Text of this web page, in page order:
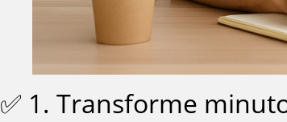
✅ 1. Transforme